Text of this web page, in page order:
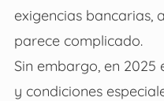
exigencias bancarias,
parece complicado.
Sin embargo, en 2025
y condiciones